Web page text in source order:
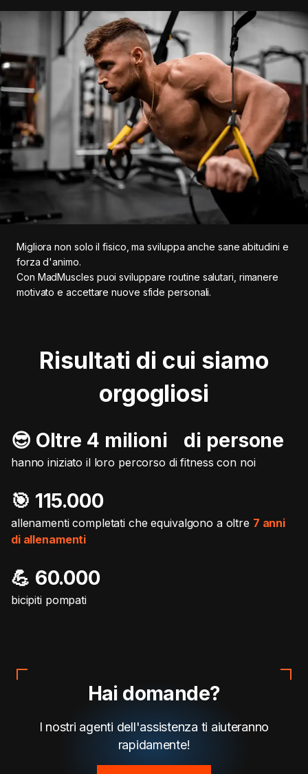
Migliora non solo il fisico, ma sviluppa anche sane abitudini e
forza d'animo.
Con MadMuscles puoi sviluppare routine salutari, rimanere
motivato e accettare nuove sfide personali.
Risultati di cui siamo
orgogliosi
😎 Oltre 4 milioni di persone
hanno iniziato il loro percorso di fitness con noi
🎯️ 115.000
allenamenti completati che equivalgono a oltre 7 anni
di allenamenti
💪 60.000
bicipiti pompati
Hai domande?
I nostri agenti dell'assistenza ti aiuteranno
rapidamente!